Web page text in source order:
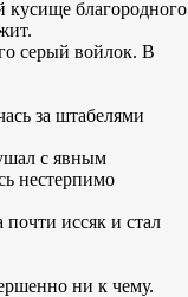
кусище благородного
серый войлок. В
за штабелями
с явным
нестерпимо
иссяк и стал
ни к чему.